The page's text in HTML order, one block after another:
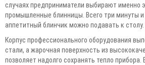
случаях предприниматели выбирают именно
промышленные блинницы. Всего три минуты и
аппетитный блинчик можно подавать к столу.
Корпус профессионального оборудования
стали, а жарочная поверхность из
позволяет надолго сохранять тепло прибора.